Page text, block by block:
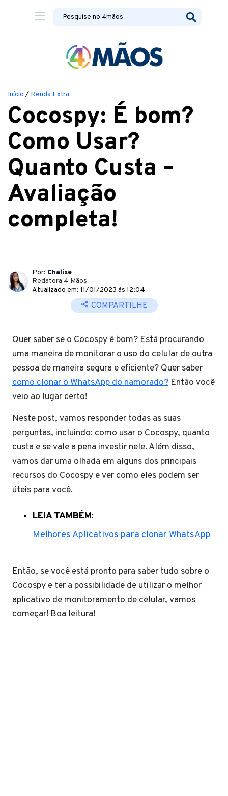
Início / Renda Extra
Cocospy: É bom?
Como Usar?
Quanto Custa –
Avaliação
completa!
Por: Chalise
Redatora 4 Mãos
Atualizado em: 11/01/2023 ás 12:04
COMPARTILHE
Quer saber se o Cocospy é bom? Está procurando
uma maneira de monitorar o uso do celular de outra
pessoa de maneira segura e eficiente? Quer saber
como clonar o WhatsApp do namorado? Então você
veio ao lugar certo!
Neste post, vamos responder todas as suas
perguntas, incluindo: como usar o Cocospy, quanto
custa e se vale a pena investir nele. Além disso,
vamos dar uma olhada em alguns dos principais
recursos do Cocospy e ver como eles podem ser
úteis para você.
LEIA TAMBÉM:
Melhores Aplicativos para clonar WhatsApp
Então, se você está pronto para saber tudo sobre o
Cocospy e ter a possibilidade de utilizar o melhor
aplicativo de monitoramento de celular, vamos
começar! Boa leitura!